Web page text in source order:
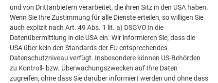
Aluminium eingesetzt werden kann. Entdecken Sie
weitere beeindruckende Projekte mit den langlebigen
PREFA Aluminiumlösungen für Dach, Solar und
Fassade.
MEHR REFERENZEN ANSEHEN
und von Drittanbietern verarbeitet, die ihren Sitz in den USA haben.
Wenn Sie Ihre Zustimmung für alle Dienste erteilen, so willigen Sie
auch explizit nach Art. 49 Abs. 1 lit. a) DSGVO in die
Datenübermittlung in die USA ein. Wir informieren Sie, dass die
USA über kein den Standards der EU entsprechendes
Datenschutzniveau verfügt. Insbesondere können US-Behörden
zu Kontroll- bzw. Überwachungszwecken auf Ihre Daten
zugreifen, ohne dass Sie darüber informiert werden und ohne dass